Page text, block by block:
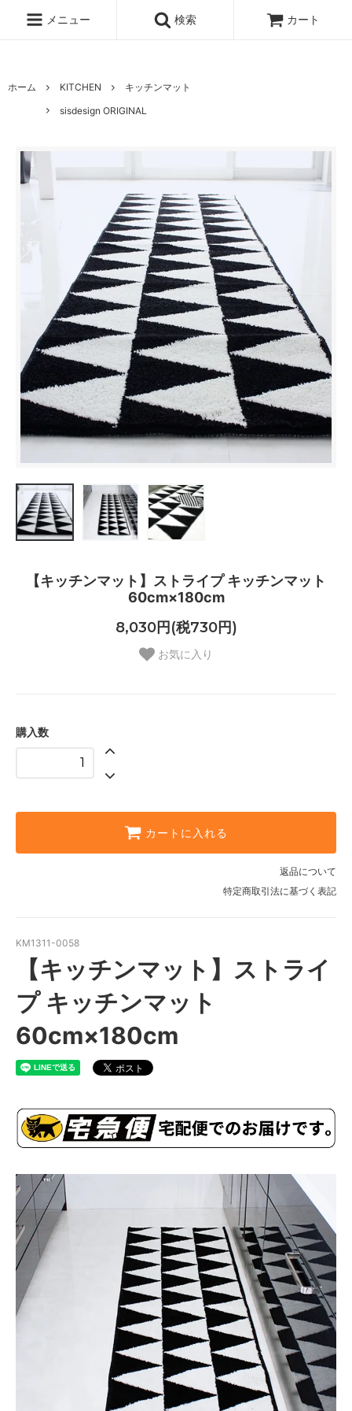
メニュー
検索 カート
ホーム KITCHEN
キッチンマット
sisdesign ORIGINAL
【キッチンマット】ストライプ キッチンマット
60cm×180cm
8,030円(税730円)
お気に入り
購入数
カートに入れる
返品について
特定商取引法に基づく表記
KM1311-0058
【キッチンマット】ストライ
プ キッチンマット
60cm×180cm